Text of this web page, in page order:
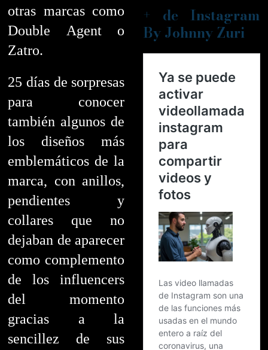
otras marcas como
Double Agent o
Zatro.
25 días de sorpresas
para conocer
también algunos de
los diseños más
emblemáticos de la
marca, con anillos,
pendientes y
collares que no
dejaban de aparecer
como complemento
de los influencers
del momento
gracias a la
sencillez de sus
+ de Instagram
By Johnny Zuri